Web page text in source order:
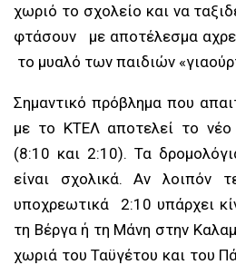
χωριό το σχολείο και να
φτάσουν με αποτέλεσμα
το μυαλό των παιδιών
Σημαντικό πρόβλημα που
με το ΚΤΕΛ αποτελεί το
(8:10 και 2:10). Τα
είναι σχολικά. Αν λοιπόν
υποχρεωτικά 2:10 υπάρχει
τη Βέργα ή τη Μάνη στην
χωριά του Ταϋγέτου και του